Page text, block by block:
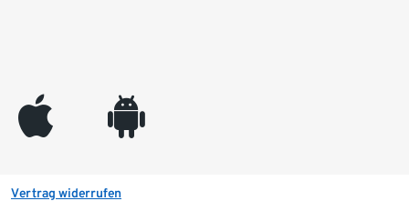
appleinc android
Vertrag widerrufen